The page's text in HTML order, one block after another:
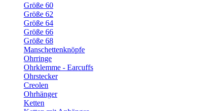
Größe 60
Größe 62
Größe 64
Größe 66
Größe 68
Manschettenknöpfe
Ohrringe
Ohrklemme - Earcuffs
Ohrstecker
Creolen
Ohrhänger
Ketten